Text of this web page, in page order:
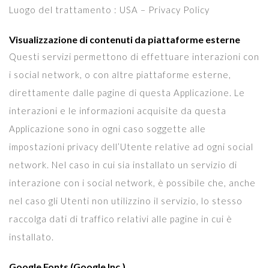
Luogo del trattamento : USA – Privacy Policy
Visualizzazione di contenuti da piattaforme esterne
Questi servizi permettono di effettuare interazioni con
i social network, o con altre piattaforme esterne,
direttamente dalle pagine di questa Applicazione. Le
interazioni e le informazioni acquisite da questa
Applicazione sono in ogni caso soggette alle
impostazioni privacy dell’Utente relative ad ogni social
network. Nel caso in cui sia installato un servizio di
interazione con i social network, è possibile che, anche
nel caso gli Utenti non utilizzino il servizio, lo stesso
raccolga dati di traffico relativi alle pagine in cui è
installato.